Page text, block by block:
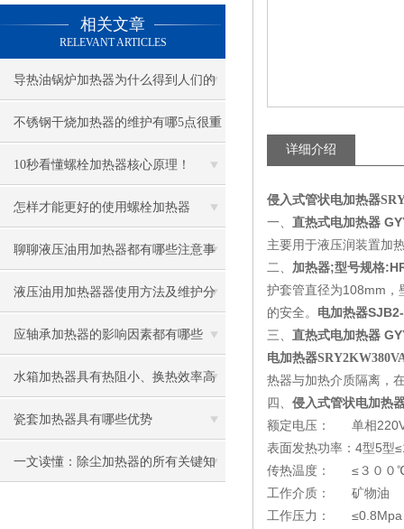
相关文章
RELEVANT ARTICLES
导热油锅炉加热器为什么得到人们的
青睐
不锈钢干烧加热器的维护有哪5点很重
要
10秒看懂螺栓加热器核心原理！
怎样才能更好的使用螺栓加热器
聊聊液压油用加热器都有哪些注意事
项
液压油用加热器器使用方法及维护分
享给大家
应轴承加热器的影响因素都有哪些
呢？
水箱加热器具有热阻小、换热效率高
的优点
瓷套加热器具有哪些优势
一文读懂：除尘加热器的所有关键知
详细介绍
侵入式管状电加热器
一、 直热式电加热器
主要用于液压润装置加
二、 加热器;型号规格
护套管直径为108mm，
的安全。 电加热器
三、 直热式电加热器
电加热器
热器与加热介质隔离，
四、 侵入式管状电加热
额定电压： 单相
表面发热功率：4型5
传热温度： ≤３００
工作介质： 矿物油
工作压力： ≤0.8Mpa